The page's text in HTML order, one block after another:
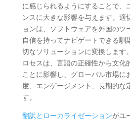
に感じられるようにすることで、
ンスに大きな影響を与えます。適
ョンは、ソフトウェアを外国のツ
自信を持ってナビゲートできる馴
切なソリューションに変換します
ロセスは、言語の正確性から文化
ことに影響し、グローバル市場に
度、エンゲージメント、長期的な
す。
翻訳とローカライゼーションがユ